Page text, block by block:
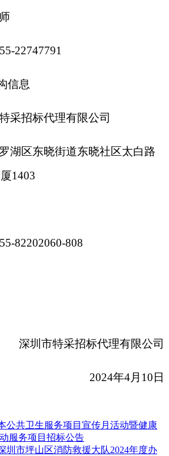
22747791
信息
采招标代理有限公司
湖区东晓街道东晓社区太白路
1403
82202060-808
深圳市特采招标代理有限公司
2024年4月10日
公共卫生服务项目宣传月活动暨健康
服务项目招标公告
圳市坪山区消防救援大队2024年度办